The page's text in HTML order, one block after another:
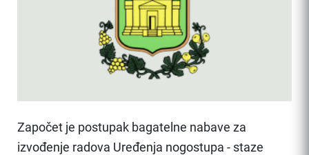
Započet je postupak bagatelne nabave za
izvođenje radova Uređenja nogostupa - staze